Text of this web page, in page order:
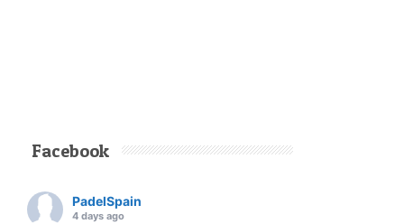
Facebook
PadelSpain
4 days ago